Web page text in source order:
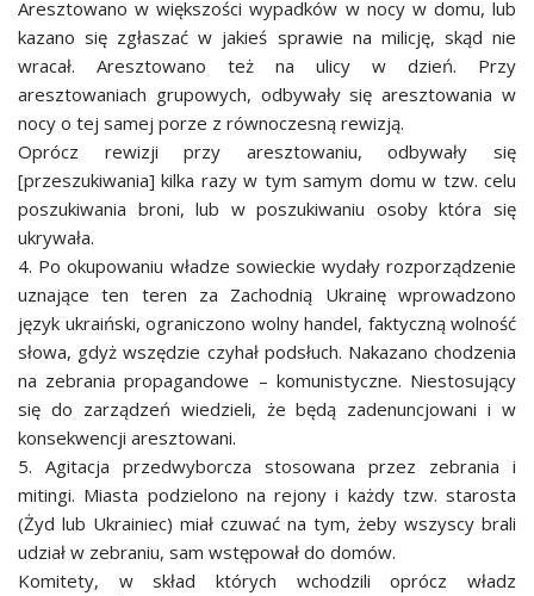
Aresztowano w większości wypadków w nocy w domu, lub
kazano się zgłaszać w jakieś sprawie na milicję, skąd nie
wracał. Aresztowano też na ulicy w dzień. Przy
aresztowaniach grupowych, odbywały się aresztowania w
nocy o tej samej porze z równoczesną rewizją.
Oprócz rewizji przy aresztowaniu, odbywały się
[przeszukiwania] kilka razy w tym samym domu w tzw. celu
poszukiwania broni, lub w poszukiwaniu osoby która się
ukrywała.
4. Po okupowaniu władze sowieckie wydały rozporządzenie
uznające ten teren za Zachodnią Ukrainę wprowadzono
język ukraiński, ograniczono wolny handel, faktyczną wolność
słowa, gdyż wszędzie czyhał podsłuch. Nakazano chodzenia
na zebrania propagandowe – komunistyczne. Niestosujący
się do zarządzeń wiedzieli, że będą zadenuncjowani i w
konsekwencji aresztowani.
5. Agitacja przedwyborcza stosowana przez zebrania i
mitingi. Miasta podzielono na rejony i każdy tzw. starosta
(Żyd lub Ukrainiec) miał czuwać na tym, żeby wszyscy brali
udział w zebraniu, sam wstępował do domów.
Komitety, w skład których wchodzili oprócz władz